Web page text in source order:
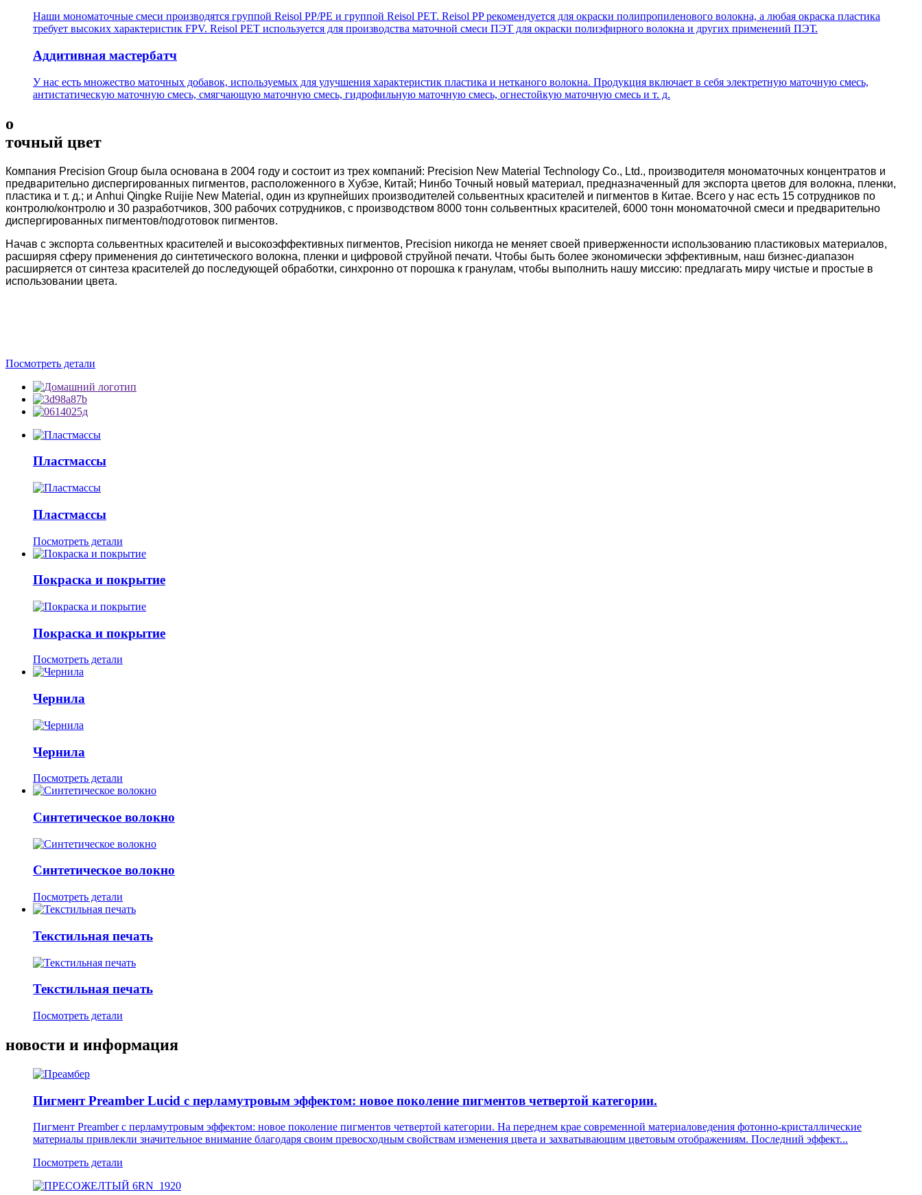
Наши мономаточные смеси производятся группой Reisol PP/PE и группой Reisol PET. Reisol PP рекомендуется для окраски полипропиленового волокна, а любая окраска пластика
требует высоких характеристик FPV. Reisol PET используется для производства маточной смеси ПЭТ для окраски полиэфирного волокна и других применений ПЭТ.
Аддитивная мастербатч
У нас есть множество маточных добавок, используемых для улучшения характеристик пластика и нетканого волокна. Продукция включает в себя электретную маточную смесь,
антистатическую маточную смесь, смягчающую маточную смесь, гидрофильную маточную смесь, огнестойкую маточную смесь и т. д.
о
точный цвет
Компания Precision Group была основана в 2004 году и состоит из трех компаний: Precision New Material Technology Co., Ltd., производителя мономаточных концентратов и
предварительно диспергированных пигментов, расположенного в Хубэе, Китай; Нинбо Точный новый материал, предназначенный для экспорта цветов для волокна, пленки,
пластика и т. д.; и Anhui Qingke Ruijie New Material, один из крупнейших производителей сольвентных красителей и пигментов в Китае. Всего у нас есть 15 сотрудников по
контролю/контролю и 30 разработчиков, 300 рабочих сотрудников, с производством 8000 тонн сольвентных красителей, 6000 тонн мономаточной смеси и предварительно
диспергированных пигментов/подготовок пигментов.
Начав с экспорта сольвентных красителей и высокоэффективных пигментов, Precision никогда не меняет своей приверженности использованию пластиковых материалов,
расширяя сферу применения до синтетического волокна, пленки и цифровой струйной печати. Чтобы быть более экономически эффективным, наш бизнес-диапазон
расширяется от синтеза красителей до последующей обработки, синхронно от порошка к гранулам, чтобы выполнить нашу миссию: предлагать миру чистые и простые в
использовании цвета.
Посмотреть детали
Пластмассы
Пластмассы
Посмотреть детали
Покраска и покрытие
Покраска и покрытие
Посмотреть детали
Чернила
Чернила
Посмотреть детали
Синтетическое волокно
Синтетическое волокно
Посмотреть детали
Текстильная печать
Текстильная печать
Посмотреть детали
новости и информация
Пигмент Preamber Lucid с перламутровым эффектом: новое поколение пигментов четвертой категории.
Пигмент Preamber с перламутровым эффектом: новое поколение пигментов четвертой категории. На переднем крае современной материаловедения фотонно-кристаллические
материалы привлекли значительное внимание благодаря своим превосходным свойствам изменения цвета и захватывающим цветовым отображениям. Последний эффект...
Посмотреть детали